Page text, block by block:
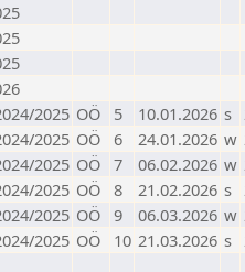
2025 OÖ 5 10.01.2026 s
2025 OÖ 6 24.01.2026 w
2025 OÖ 7 06.02.2026 w
2025 OÖ 8 21.02.2026 s
2025 OÖ 9 06.03.2026 w
2025 OÖ 10 21.03.2026 s